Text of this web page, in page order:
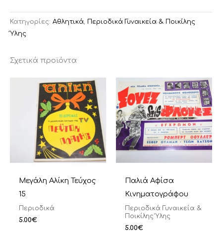
Κατηγορίες: Αθλητικά, Περιοδικά Γυναικεία & Ποικίλης
Ύλης
Σχετικά προϊόντα
Μεγάλη Αλίκη Τεύχος
15
Περιοδικά
5.00€
Παλιά Αφίσα
Κινηματογράφου
Περιοδικά Γυναικεία &
Ποικίλης Ύλης
5.00€